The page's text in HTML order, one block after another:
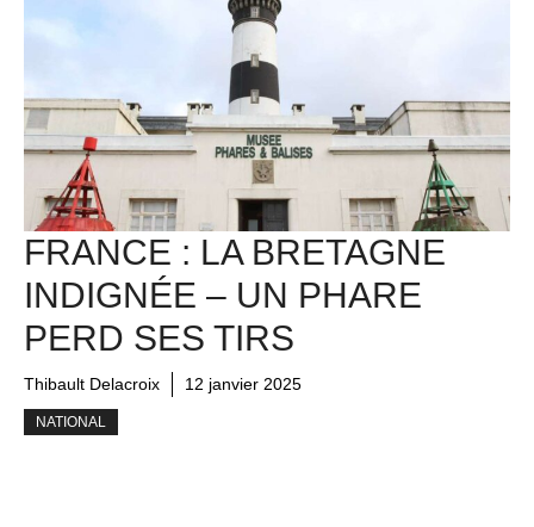
FRANCE : LA BRETAGNE
INDIGNÉE – UN PHARE
PERD SES TIRS
Thibault Delacroix 12 janvier 2025
NATIONAL